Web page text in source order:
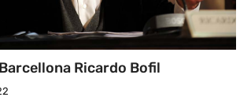
Ricardo Bofil